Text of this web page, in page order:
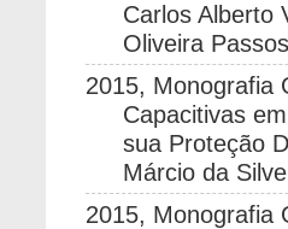
Carlos Alberto
Oliveira
2015, Monografia
Capacitivas
sua Proteção
Márcio da
2015, Monografia